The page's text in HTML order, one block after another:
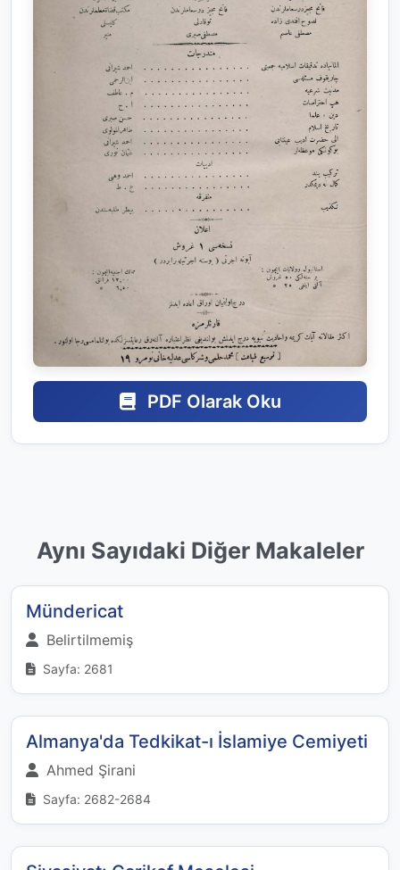
PDF Olarak Oku
Aynı Sayıdaki Diğer Makaleler
Mündericat
Belirtilmemiş
Sayfa: 2681
Almanya'da Tedkikat-ı İslamiye Cemiyeti
Ahmed Şirani
Sayfa: 2682-2684